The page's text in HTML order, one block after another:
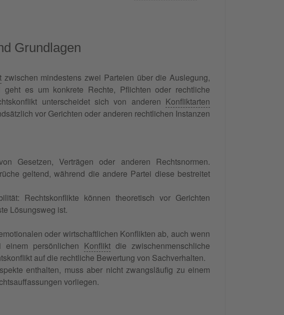
Grundlagen
zwischen mindestens zwei Parteien über die Auslegung,
es um konkrete Rechte, Pflichten oder rechtliche
unterscheidet sich von anderen Konfliktarten
vor Gerichten oder anderen rechtlichen Instanzen
Gesetzen, Verträgen oder anderen Rechtsnormen.
geltend, während die andere Partei diese bestreitet
Rechtskonflikte können theoretisch vor Gerichten
Lösungsweg ist.
oder wirtschaftlichen Konflikten ab, auch wenn
persönlichen Konflikt die zwischenmenschliche
auf die rechtliche Bewertung von Sachverhalten.
enthalten, muss aber nicht zwangsläufig zu einem
vorliegen.